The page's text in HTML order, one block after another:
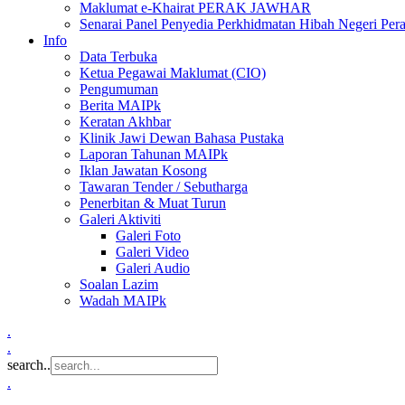
Maklumat e-Khairat PERAK JAWHAR
Senarai Panel Penyedia Perkhidmatan Hibah Negeri
Info
Data Terbuka
Ketua Pegawai Maklumat (CIO)
Pengumuman
Berita MAIPk
Keratan Akhbar
Klinik Jawi Dewan Bahasa Pustaka
Laporan Tahunan MAIPk
Iklan Jawatan Kosong
Tawaran Tender / Sebutharga
Penerbitan & Muat Turun
Galeri Aktiviti
Galeri Foto
Galeri Video
Galeri Audio
Soalan Lazim
Wadah MAIPk
.
.
search..
.